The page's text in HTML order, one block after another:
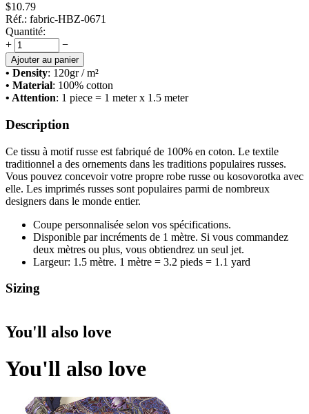
$10.79
Réf.: fabric-HBZ-0671
Quantité:
+
−
Ajouter au panier
• Density: 120gr / m²
• Material: 100% cotton
• Attention: 1 piece = 1 meter x 1.5 meter
Description
Ce tissu à motif russe est fabriqué de 100% en coton. Le textile
traditionnel a des ornements dans les traditions populaires russes.
Vous pouvez concevoir votre propre robe russe ou kosovorotka avec
elle. Les imprimés russes sont populaires parmi de nombreux
designers dans le monde entier.
Coupe personnalisée selon vos spécifications.
Disponible par incréments de 1 mètre. Si vous commandez
deux mètres ou plus, vous obtiendrez un seul jet.
Largeur: 1.5 mètre. 1 mètre = 3.2 pieds = 1.1 yard
Sizing
You'll also love
You'll also love